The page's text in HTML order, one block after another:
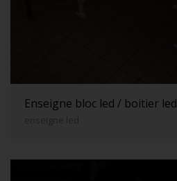
Enseigne bloc led / boitier led
enseigne led